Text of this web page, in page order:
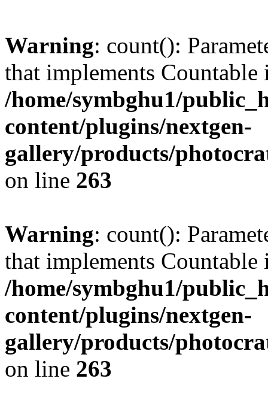
Warning: count():
that implements Countable
/home/symbghu1/
content/plugins/nextgen-
gallery/products/
on line 263
Warning: count():
that implements Countable
/home/symbghu1/
content/plugins/nextgen-
gallery/products/
on line 263